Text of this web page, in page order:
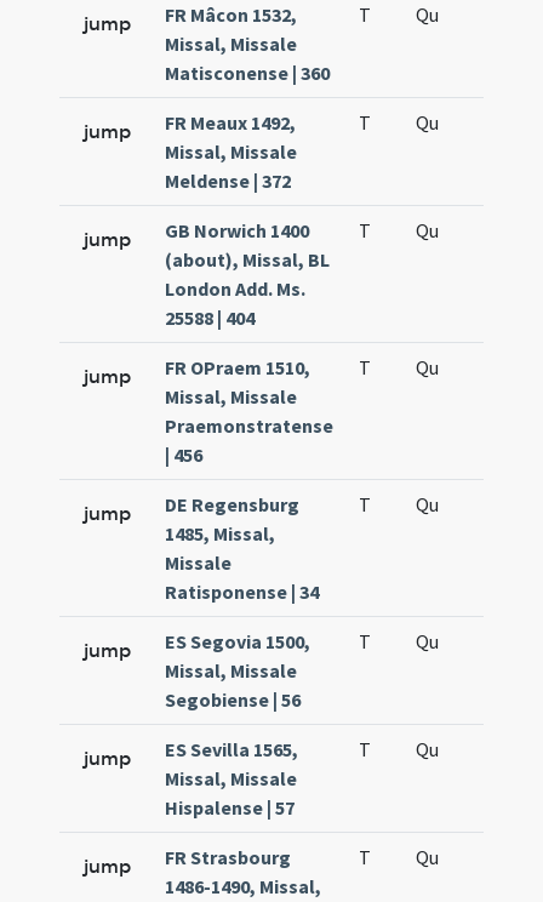
jump
FR Mâcon 1532,
Missal, Missale
Matisconense | 360
T Qu
jump
FR Meaux 1492,
Missal, Missale
Meldense | 372
T Qu
jump
GB Norwich 1400
(about), Missal, BL
London Add. Ms.
25588 | 404
T Qu
jump
FR OPraem 1510,
Missal, Missale
Praemonstratense
| 456
T Qu
jump
DE Regensburg
1485, Missal,
Missale
Ratisponense | 34
T Qu
jump
ES Segovia 1500,
Missal, Missale
Segobiense | 56
T Qu
jump
ES Sevilla 1565,
Missal, Missale
Hispalense | 57
T Qu
jump
FR Strasbourg
1486-1490, Missal,
T Qu